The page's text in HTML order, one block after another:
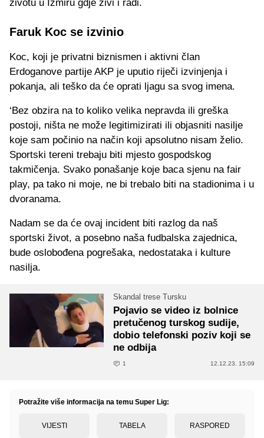
životu u Izmiru gdje živi i radi.
Faruk Koc se izvinio
Koc, koji je privatni biznismen i aktivni član
Erdoganove partije AKP je uputio riječi izvinjenja i
pokanja, ali teško da će oprati ljagu sa svog imena.
‘Bez obzira na to koliko velika nepravda ili greška
postoji, ništa ne može legitimizirati ili objasniti nasilje
koje sam počinio na način koji apsolutno nisam želio.
Sportski tereni trebaju biti mjesto gospodskog
takmičenja. Svako ponašanje koje baca sjenu na fair
play, pa tako ni moje, ne bi trebalo biti na stadionima i u
dvoranama.
Nadam se da će ovaj incident biti razlog da naš
sportski život, a posebno naša fudbalska zajednica,
bude oslobođena pogrešaka, nedostataka i kulture
nasilja.
Skandal trese Tursku
Pojavio se video iz bolnice
pretučenog turskog sudije,
dobio telefonski poziv koji se
ne odbija
1 12.12.23. 15:09
Potražite više informacija na temu Super Lig:
VIJESTI TABELA RASPORED